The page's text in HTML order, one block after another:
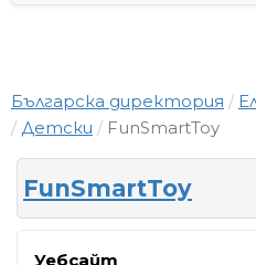
Българска директория
Детски
FunSmartToy
FunSmartToy
Уебсайт